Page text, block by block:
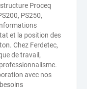
Proceq
PS250,
et la position des
Chez Ferdetec,
de travail,
avec nos